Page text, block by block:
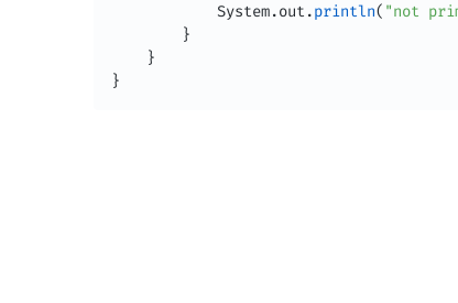
System.out .println( "not
}
}
}